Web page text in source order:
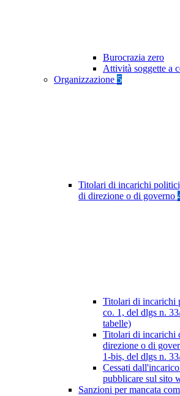
Burocrazia zero
Attività soggette a
Organizzazione 5
Titolari di incarichi
di direzione o di governo
Titolari di incarichi
co. 1, del dlgs n.
tabelle)
Titolari di incarichi
direzione o di
1-bis, del dlgs n.
Cessati
pubblicare sul sito
Sanzioni per mancata